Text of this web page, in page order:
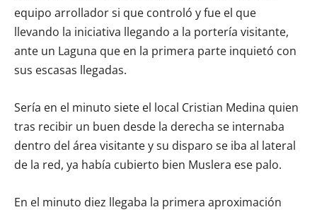
equipo arrollador si que controló y fue el que
llevando la iniciativa llegando a la portería visitante,
ante un Laguna que en la primera parte inquietó con
sus escasas llegadas.
Sería en el minuto siete el local Cristian Medina quien
tras recibir un buen desde la derecha se internaba
dentro del área visitante y su disparo se iba al lateral
de la red, ya había cubierto bien Muslera ese palo.
En el minuto diez llegaba la primera aproximación